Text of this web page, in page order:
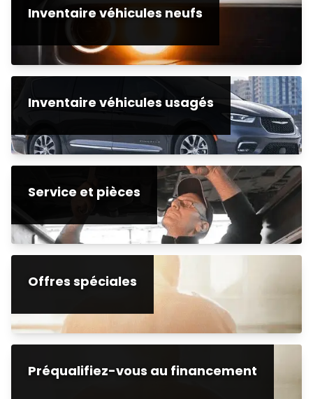
Inventaire véhicules neufs
Inventaire véhicules usagés
Service et pièces
Offres spéciales
Préqualifiez-vous au financement